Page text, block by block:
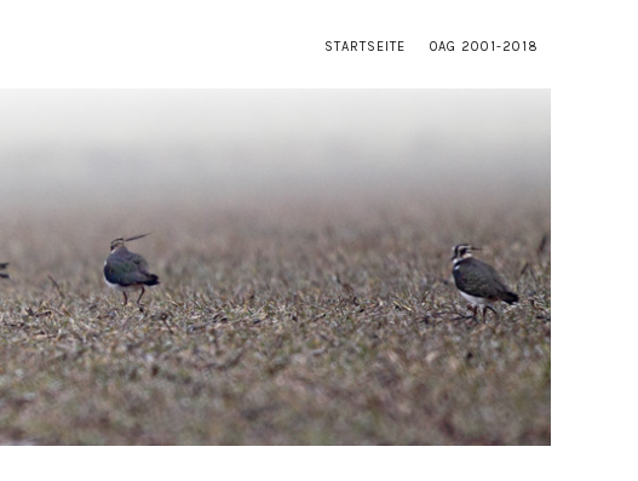
STARTSEITE OAG 2001-2018